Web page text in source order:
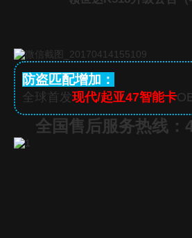
防盗匹配增加：
全球首发 现代/起亚47智能卡
全国售后服务热线：